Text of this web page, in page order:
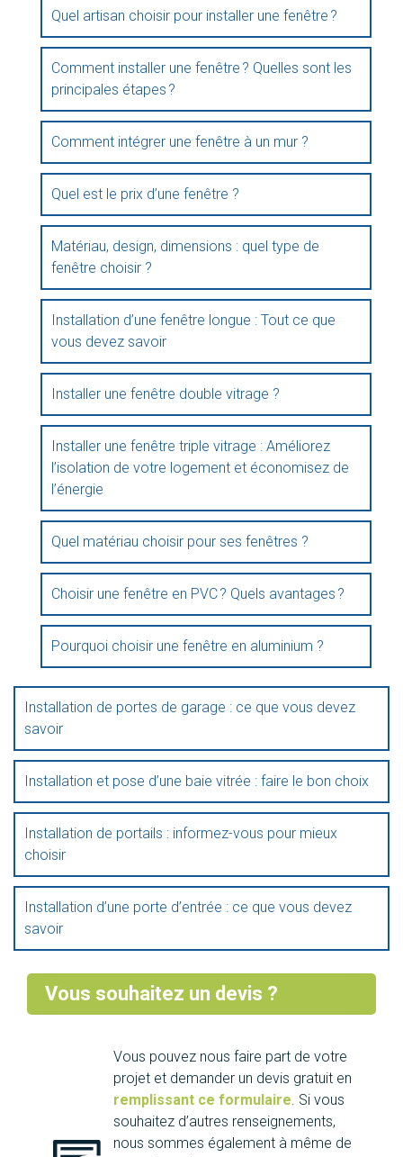
Quel artisan choisir pour installer une fenêtre ?
Comment installer une fenêtre ? Quelles sont les
principales étapes ?
Comment intégrer une fenêtre à un mur ?
Quel est le prix d’une fenêtre ?
Matériau, design, dimensions : quel type de
fenêtre choisir ?
Installation d’une fenêtre longue : Tout ce que
vous devez savoir
Installer une fenêtre double vitrage ?
Installer une fenêtre triple vitrage : Améliorez
l’isolation de votre logement et économisez de
l’énergie
Quel matériau choisir pour ses fenêtres ?
Choisir une fenêtre en PVC ? Quels avantages ?
Pourquoi choisir une fenêtre en aluminium ?
Installation de portes de garage : ce que vous devez
savoir
Installation et pose d’une baie vitrée : faire le bon choix
Installation de portails : informez-vous pour mieux
choisir
Installation d’une porte d’entrée : ce que vous devez
savoir
Vous souhaitez un devis ?
Vous pouvez nous faire part de votre
projet et demander un devis gratuit en
remplissant ce formulaire. Si vous
souhaitez d’autres renseignements,
nous sommes également à même de